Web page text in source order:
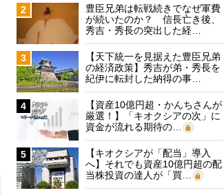
2
豊臣兄弟は転戦続きでなぜ軍費
が続いたのか？ 信長亡き後、
秀吉・秀長の突出した経…
3
【天下統一を見据えた豊臣兄弟
の経済政策】秀吉が弟・秀長を
紀伊に転封した納得の事…
4
【資産10億円超・かんちさんが
厳選！】「キオクシアの次」に
資金が流れる期待の…
5
【キオクシアが「配当」導入
へ】それでも資産10億円超の配
当株投資の達人が「買…